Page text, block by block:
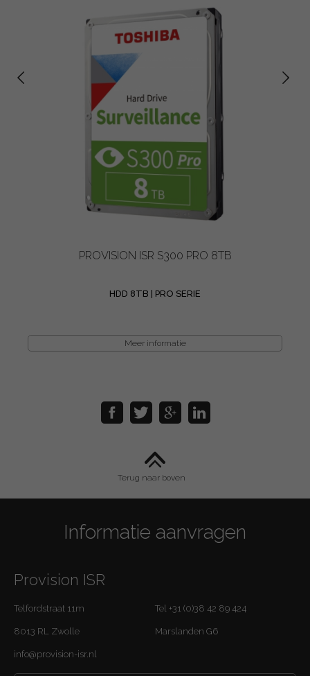
PROVISION ISR S300 PRO 8TB
HDD 8TB | PRO SERIE
Meer informatie
Terug naar boven
Informatie aanvragen
Provision ISR
Telfordstraat 11m Tel +31 (0)38 42 89 424
8013 RL Zwolle Marslanden G6
info@provision-isr.nl